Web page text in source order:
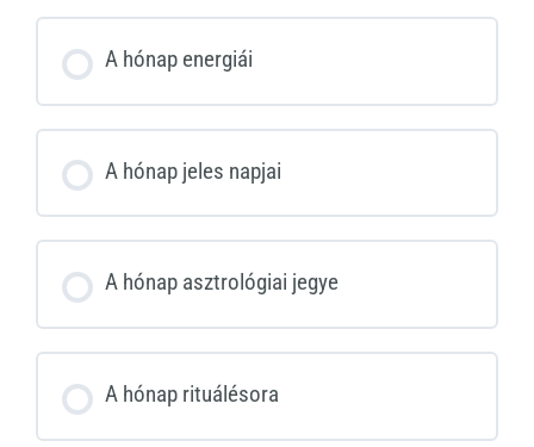
A hónap energiái
A hónap jeles napjai
A hónap asztrológiai jegye
A hónap rituálésora